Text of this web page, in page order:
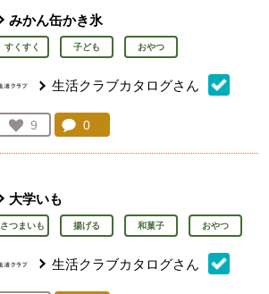
みかん缶かき氷
すくすく 子ども おやつ
生活クラブカタログさん
お気に入り登録：
9
人が登録
コメント：
0
大学いも
さつまいも 揚げる 和菓子 おやつ
生活クラブカタログさん